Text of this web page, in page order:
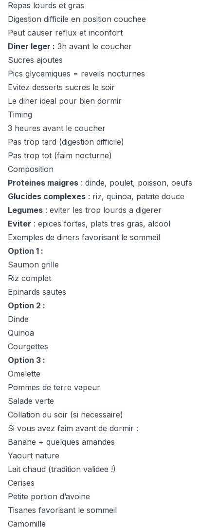
Repas lourds et gras
Digestion difficile en position couchee
Peut causer reflux et inconfort
Diner leger : 3h avant le coucher
Sucres ajoutes
Pics glycemiques = reveils nocturnes
Evitez desserts sucres le soir
Le diner ideal pour bien dormir
Timing
3 heures avant le coucher
Pas trop tard (digestion difficile)
Pas trop tot (faim nocturne)
Composition
Proteines maigres : dinde, poulet, poisson, oeufs
Glucides complexes : riz, quinoa, patate douce
Legumes : eviter les trop lourds a digerer
Eviter : epices fortes, plats tres gras, alcool
Exemples de diners favorisant le sommeil
Option 1 :
Saumon grille
Riz complet
Epinards sautes
Option 2 :
Dinde
Quinoa
Courgettes
Option 3 :
Omelette
Pommes de terre vapeur
Salade verte
Collation du soir (si necessaire)
Si vous avez faim avant de dormir :
Banane + quelques amandes
Yaourt nature
Lait chaud (tradition validee !)
Cerises
Petite portion d’avoine
Tisanes favorisant le sommeil
Camomille